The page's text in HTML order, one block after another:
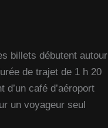
billets débutent autour
de trajet de 1 h 20
d’un café d’aéroport
un voyageur seul